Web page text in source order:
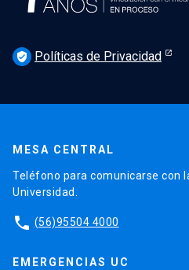
verified_user Políticas de Privacidad
MESA CENTRAL
Teléfono para comunicarse con
Universidad.
phone (56)95504 4000
EMERGENCIAS UC